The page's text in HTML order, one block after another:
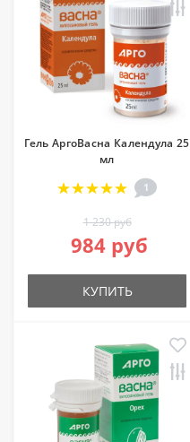
Гель АргоВасна Календула 25
мл
1
1 230 руб
984 руб
КУПИТЬ